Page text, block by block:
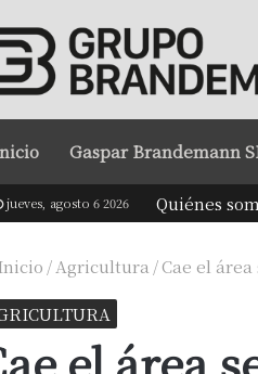
Gaspar Brandemann
jueves, agosto 6 2026 Quiénes
/Agricultura /Cae el
el área